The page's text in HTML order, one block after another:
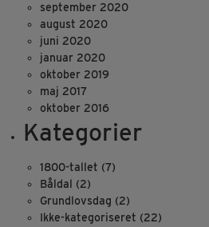
september 2020
august 2020
juni 2020
januar 2020
oktober 2019
maj 2017
oktober 2016
Kategorier
1800-tallet (7)
Båldal (2)
Grundlovsdag (2)
Ikke-kategoriseret (22)